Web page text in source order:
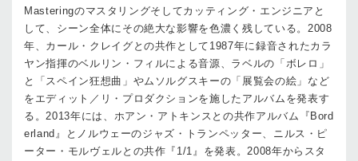
Masteringのマスタリングそしてカッティング・エンジニアと
して、シーン全体にその絶大な影響を色濃く残している。2008
年、カール・クレイグとの共作として1987年に録音されたカラ
ヤン指揮のベルリン・フィルによる音源、ラベルの「ボレロ」
と「スペイン狂想曲」やムソルグスキーの「展覧会の絵」など
をエディット／リ・プロダクションを施したアルバムを発表す
る。2013年には、ホアン・アトキンスとの共作アルバム『Bord
erland』とノルウェーのジャズ・トランペッター、ニルス・ピ
ーター・モルヴェルとの共作『1/1』を発表。2008年からスタ